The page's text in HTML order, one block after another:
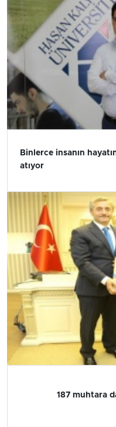
Binlerce insanın
atıyor
187 muhtara